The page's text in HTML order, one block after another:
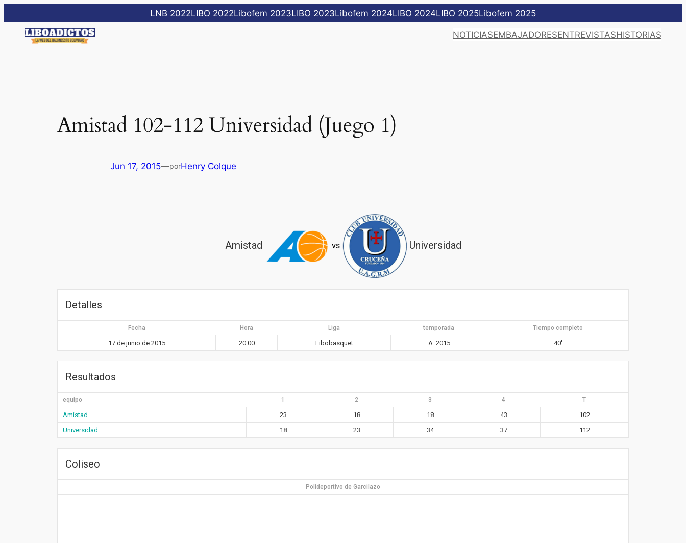
al
contenido
LNB 2022LIBO 2022Libofem 2023LIBO 2023Libofem 2024LIBO 2024LIBO 2025Libofem 2025
NOTICIASEMBAJADORESENTREVISTASHISTORIAS
Amistad 102-112 Universidad (Juego 1)
Jun 17, 2015—porHenry Colque
Amistad vs Universidad
Detalles
Fecha Hora Liga temporada Tiempo completo
17 de junio de 2015 20:00 Libobasquet A. 2015 40′
Resultados
equipo 1 2 3 4 T
Amistad 23 18 18 43
102
Universidad
18 23 34 37 112
Coliseo
Polideportivo de Garcilazo